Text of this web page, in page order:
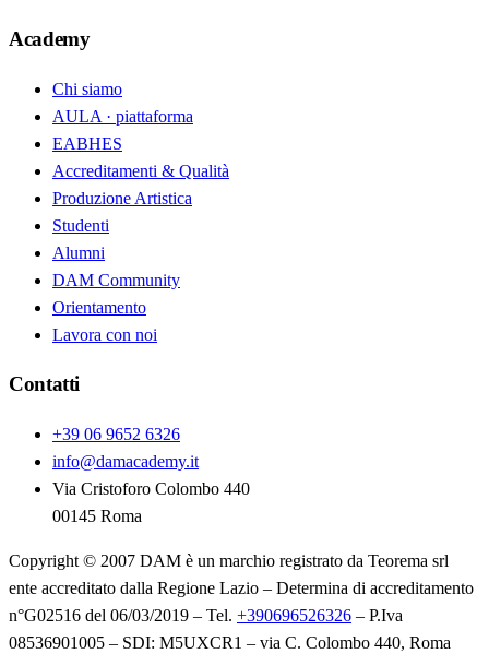
Academy
Chi siamo
AULA · piattaforma
EABHES
Accreditamenti & Qualità
Produzione Artistica
Studenti
Alumni
DAM Community
Orientamento
Lavora con noi
Contatti
+39 06 9652 6326
info@damacademy.it
Via Cristoforo Colombo 440
00145 Roma
Copyright © 2007 DAM è un marchio registrato da Teorema srl
ente accreditato dalla Regione Lazio – Determina di accreditamento
n°G02516 del 06/03/2019 – Tel. +390696526326 – P.Iva
08536901005 – SDI: M5UXCR1 – via C. Colombo 440, Roma